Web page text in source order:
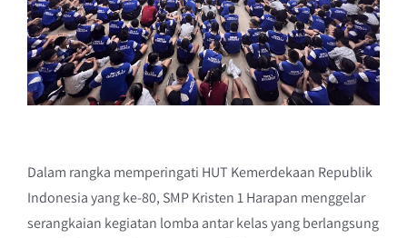
Dalam rangka memperingati HUT Kemerdekaan Republik
Indonesia yang ke-80, SMP Kristen 1 Harapan menggelar
serangkaian kegiatan lomba antar kelas yang berlangsung